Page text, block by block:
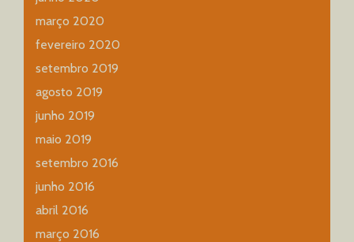
março 2020
fevereiro 2020
setembro 2019
agosto 2019
junho 2019
maio 2019
setembro 2016
junho 2016
abril 2016
março 2016